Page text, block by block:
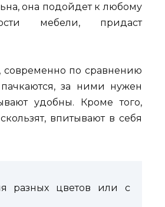
она подойдет к любому
мебели, придаст
современно по сравнению
за ними нужен
удобны. Кроме того,
впитывают в себя
разных цветов или с